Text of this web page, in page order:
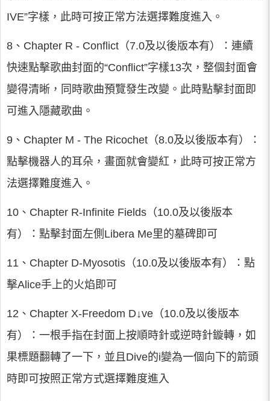
IVE”字樣，此時可按正常方法選擇難度進入。
8、Chapter R - Conflict（7.0及以後版本有）：連續
快速點擊歌曲封面的“Conflict”字樣13次，整個封面會
變得清晰，同時歌曲預覽發生改變。此時點擊封面即
可進入隱藏歌曲。
9、Chapter M - The Ricochet（8.0及以後版本有）：
點擊機器人的耳朵，畫面就會變紅，此時可按正常方
法選擇難度進入。
10、Chapter R-Infinite Fields（10.0及以後版本
有）：點擊封面左側Libera Me里的墓碑即可
11、Chapter D-Myosotis（10.0及以後版本有）：點
擊Alice手上的火焰即可
12、Chapter X-Freedom D↓ve（10.0及以後版本
有）：一根手指在封面上按順時針或逆時針鏇轉，如
果標題翻轉了一下，並且Dive的i變為一個向下的箭頭
時即可按照正常方式選擇難度進入